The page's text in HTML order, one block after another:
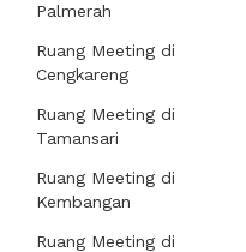
Palmerah
Ruang Meeting di
Cengkareng
Ruang Meeting di
Tamansari
Ruang Meeting di
Kembangan
Ruang Meeting di